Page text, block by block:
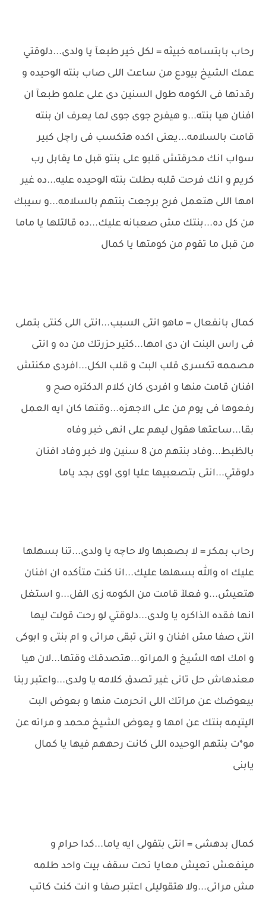
رحاب بابتسامه خبيثه = لكل خير طبعآ يا ولدى...دلوقتي
عمك الشيخ بيودع من ساعت اللى صاب بنته الوحيده و
رقدتها فى الكومه طول السنين دى على علمو طبعآ ان
افنان هيا بنته...و هيفرح جوى جوى لما يعرف ان بنته
قامت بالسلامه...يعنى اكده هتكسب فى راچل كبير
سواب انك محرقتش قلبو على بنتو قبل ما يقابل رب
كريم و انك فرحت قلبه بطلت بنته الوحيده عليه...ده غير
امها اللى هتعمل فرح برجعت بنتهم بالسلامه...و سيبك
من كل ده...بنتك مش صعبانه عليك...ده قالتلها يا ماما
من قبل ما تقوم من كومتها يا كمال
كمال بانفعال = ماهو انتى السبب...انتى اللى كنتى بتملى
فى راس البنت ان دى امها...كتير حزرتك من ده و انتى
مصممه تكسرى قلب البت و قلب الكل...افردى مكنتش
افنان قامت منها و افردى كان كلام الدكتره صح و
رفعوها فى يوم من على الاجهزه...وقتها كان ايه العمل
بقا...ساعتها هقول ليهم على انهى خبر وفاه
بالظبط...وفاد بنتهم من 8 سنين ولا خبر وفاد افنان
دلوقتي...انتى بتصعبيها عليا اوى اوى بجد ياما
رحاب بمكر = لا بصعبها ولا حاچه يا ولدى...تنا بسهلها
عليك اه والله بسهلها عليك...انا كنت متأكده ان افنان
هتعيش...و فعلآ قامت من الكومه زى الفل...و استغل
انها فقده الذاكره يا ولدى...دلوقتي لو رحت قولت ليها
انتى صفا مش افنان و انتى تبقى مراتى و ام بنتى و ابوكى
و امك اهه الشيخ و المراتو...هتصدقك وقتها...لان هيا
معندهاش حل تانى غير تصدق كلامه يا ولدى...واعتبر ربنا
بيعوضك عن مراتك اللى انحرمت منها و بعوض البت
اليتيمه بنتك عن امها و يعوض الشيخ محمد و مراته عن
مو*ت بنتهم الوحيده اللى كانت رحههم فيها يا كمال
يابنى
كمال بدهشى = انتى بتقولى ايه ياما...كدا حرام و
مينفعش تعيش معايا تحت سقف بيت واحد طلمه
مش مراتى...ولا هتقوليلى اعتبر صفا و انت كنت كاتب